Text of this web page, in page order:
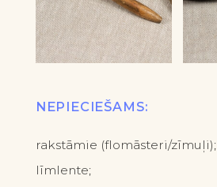
NEPIECIEŠAMS:
rakstāmie (flomāsteri/zīmuļi);
līmlente;